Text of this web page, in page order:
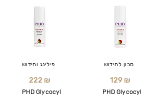
פילינג וחידוש
222 ₪
PHD Glycocyl
סבון לחידוש
129 ₪
PHD Glycocyl